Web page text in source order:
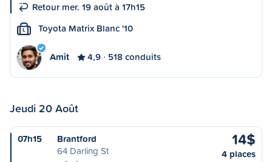
Retour mer. 19 août à 17h15
L Toyota Matrix Blanc '10
Amit 4,9 518 conduits
Jeudi 20 Août
07h15
Brantford
64 Darling St
14$
4 places